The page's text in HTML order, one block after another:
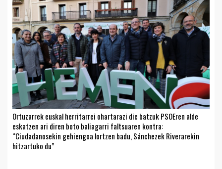
Ortuzarrek euskal herritarrei ohartarazi die batzuk PSOEren alde
eskatzen ari diren boto baliagarri faltsuaren kontra:
“Ciudadanosekin gehiengoa lortzen badu, Sánchezek Riverarekin
hitzartuko du”